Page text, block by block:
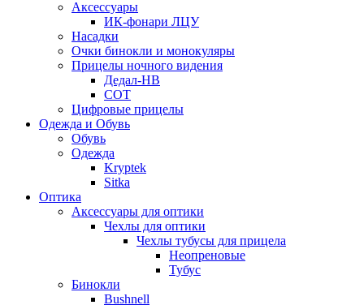
Аксессуары
ИК-фонари ЛЦУ
Насадки
Очки бинокли и монокуляры
Прицелы ночного видения
Дедал-НВ
СОТ
Цифровые прицелы
Одежда и Обувь
Обувь
Одежда
Kryptek
Sitka
Оптика
Аксессуары для оптики
Чехлы для оптики
Чехлы тубусы для прицела
Неопреновые
Тубус
Бинокли
Bushnell